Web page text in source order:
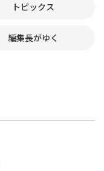
トピックス
編集長がゆく